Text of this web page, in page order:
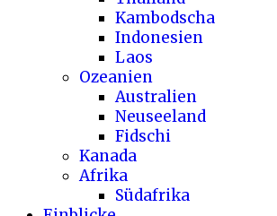
Kambodscha
Indonesien
Laos
Ozeanien
Australien
Neuseeland
Fidschi
Kanada
Afrika
Südafrika